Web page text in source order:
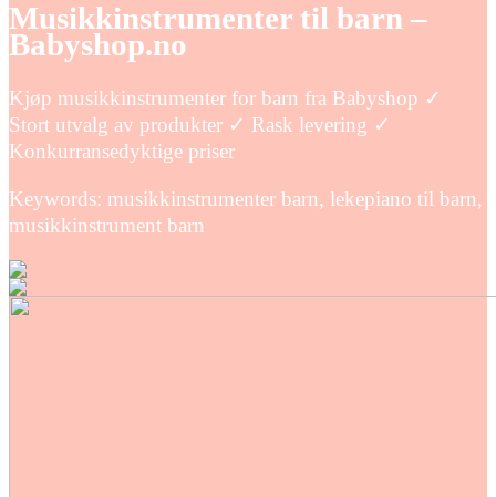
Musikkinstrumenter til barn –
Babyshop.no
Kjøp musikkinstrumenter for barn fra Babyshop ✓
Stort utvalg av produkter ✓ Rask levering ✓
Konkurransedyktige priser
Keywords: musikkinstrumenter barn, lekepiano til barn,
musikkinstrument barn